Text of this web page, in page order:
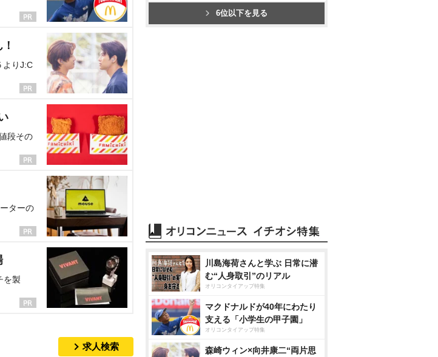
よりJ:C
段その
ターの
を製
求人検索
6位以下を見る
川島海荷さんと学ぶ 日常に潜
む“人身取引”のリアル
オリコンタイアップ特集
マクドナルドが40年にわたり
支える「小学生の甲子園」
オリコンタイアップ特集
森崎ウィン×向井康二“両片思